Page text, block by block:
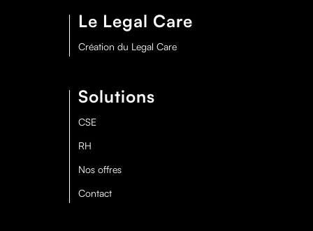
Le Legal Care
Création du Legal Care
Solutions
CSE
RH
Nos offres
Contact